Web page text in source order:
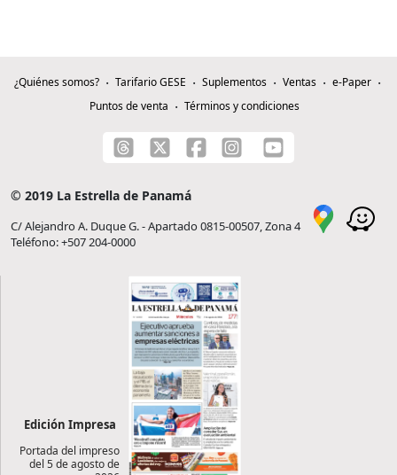
¿Quiénes somos? Tarifario GESE Suplementos Ventas
e-Paper
Puntos de venta
Términos y condiciones
© 2019 La Estrella de Panamá
C/ Alejandro A. Duque G. - Apartado 0815-00507, Zona 4
Teléfono: +507 204-0000
Edición Impresa
Portada del impreso
del 5 de agosto de